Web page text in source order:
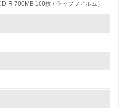
R 700MB 100枚 / ラップフィルム）